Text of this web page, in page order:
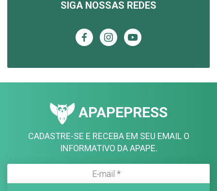
SIGA NOSSAS REDES
APAPEPRESS
CADASTRE-SE E RECEBA EM SEU EMAIL O
INFORMATIVO DA APAPE.